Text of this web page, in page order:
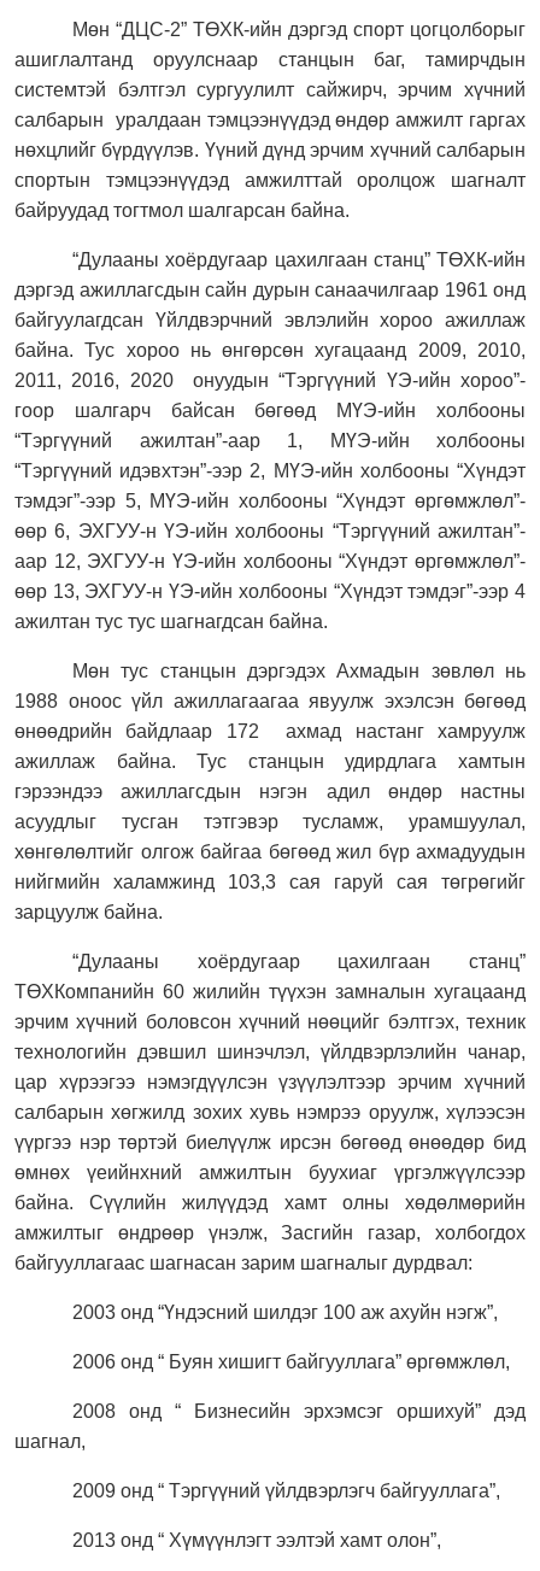
Мөн “ДЦС-2” ТӨХК-ийн дэргэд спорт цогцолборыг
ашиглалтанд оруулснаар станцын баг, тамирчдын
системтэй бэлтгэл сургуулилт сайжирч, эрчим хүчний
салбарын
уралдаан тэмцээнүүдэд өндөр амжилт гаргах
нөхцлийг бүрдүүлэв. Үүний дүнд эрчим хүчний салбарын
спортын тэмцээнүүдэд амжилттай оролцож шагналт
байруудад тогтмол шалгарсан байна.
“Дулааны хоёрдугаар цахилгаан станц” ТӨХК-ийн
дэргэд ажиллагсдын сайн дурын санаачилгаар 1961 онд
байгуулагдсан Үйлдвэрчний эвлэлийн хороо ажиллаж
байна. Тус хороо нь өнгөрсөн хугацаанд 2009, 2010,
2011, 2016, 2020
онуудын “Тэргүүний ҮЭ-ийн хороо”-
гоор шалгарч байсан бөгөөд МҮЭ-ийн холбооны
“Тэргүүний ажилтан”-аар 1, МҮЭ-ийн холбооны
“Тэргүүний идэвхтэн”-ээр 2, МҮЭ-ийн холбооны “Хүндэт
тэмдэг”-ээр 5, МҮЭ-ийн холбооны “Хүндэт өргөмжлөл”-
өөр 6, ЭХГУУ-н ҮЭ-ийн холбооны “Тэргүүний ажилтан”-
аар 12, ЭХГУУ-н ҮЭ-ийн холбооны “Хүндэт өргөмжлөл”-
өөр 13, ЭХГУУ-н ҮЭ-ийн холбооны “Хүндэт тэмдэг”-ээр 4
ажилтан тус тус шагнагдсан байна.
Мөн тус станцын дэргэдэх Ахмадын зөвлөл нь
1988 оноос үйл ажиллагаагаа явуулж эхэлсэн бөгөөд
өнөөдрийн байдлаар 172
ахмад настанг хамруулж
ажиллаж байна. Тус станцын удирдлага хамтын
гэрээндээ ажиллагсдын нэгэн адил өндөр настны
асуудлыг тусган тэтгэвэр тусламж, урамшуулал,
хөнгөлөлтийг олгож байгаа бөгөөд жил бүр ахмадуудын
нийгмийн халамжинд 103,3 сая гаруй сая төгрөгийг
зарцуулж байна.
“Дулааны хоёрдугаар цахилгаан станц”
ТӨХКомпанийн 60 жилийн түүхэн замналын хугацаанд
эрчим хүчний боловсон хүчний нөөцийг бэлтгэх, техник
технологийн дэвшил шинэчлэл, үйлдвэрлэлийн чанар,
цар хүрээгээ нэмэгдүүлсэн үзүүлэлтээр эрчим хүчний
салбарын хөгжилд зохих хувь нэмрээ оруулж, хүлээсэн
үүргээ нэр төртэй биелүүлж ирсэн бөгөөд өнөөдөр бид
өмнөх үеийнхний амжилтын буухиаг үргэлжүүлсээр
байна. Сүүлийн жилүүдэд хамт олны хөдөлмөрийн
амжилтыг өндрөөр үнэлж, Засгийн газар, холбогдох
байгууллагаас шагнасан зарим шагналыг дурдвал:
2003 онд “Үндэсний шилдэг 100 аж ахуйн нэгж”,
2006 онд “ Буян хишигт байгууллага” өргөмжлөл,
2008 онд “ Бизнесийн эрхэмсэг оршихуй” дэд
шагнал,
2009 онд “ Тэргүүний үйлдвэрлэгч байгууллага”,
2013 онд “ Хүмүүнлэгт ээлтэй хамт олон”,